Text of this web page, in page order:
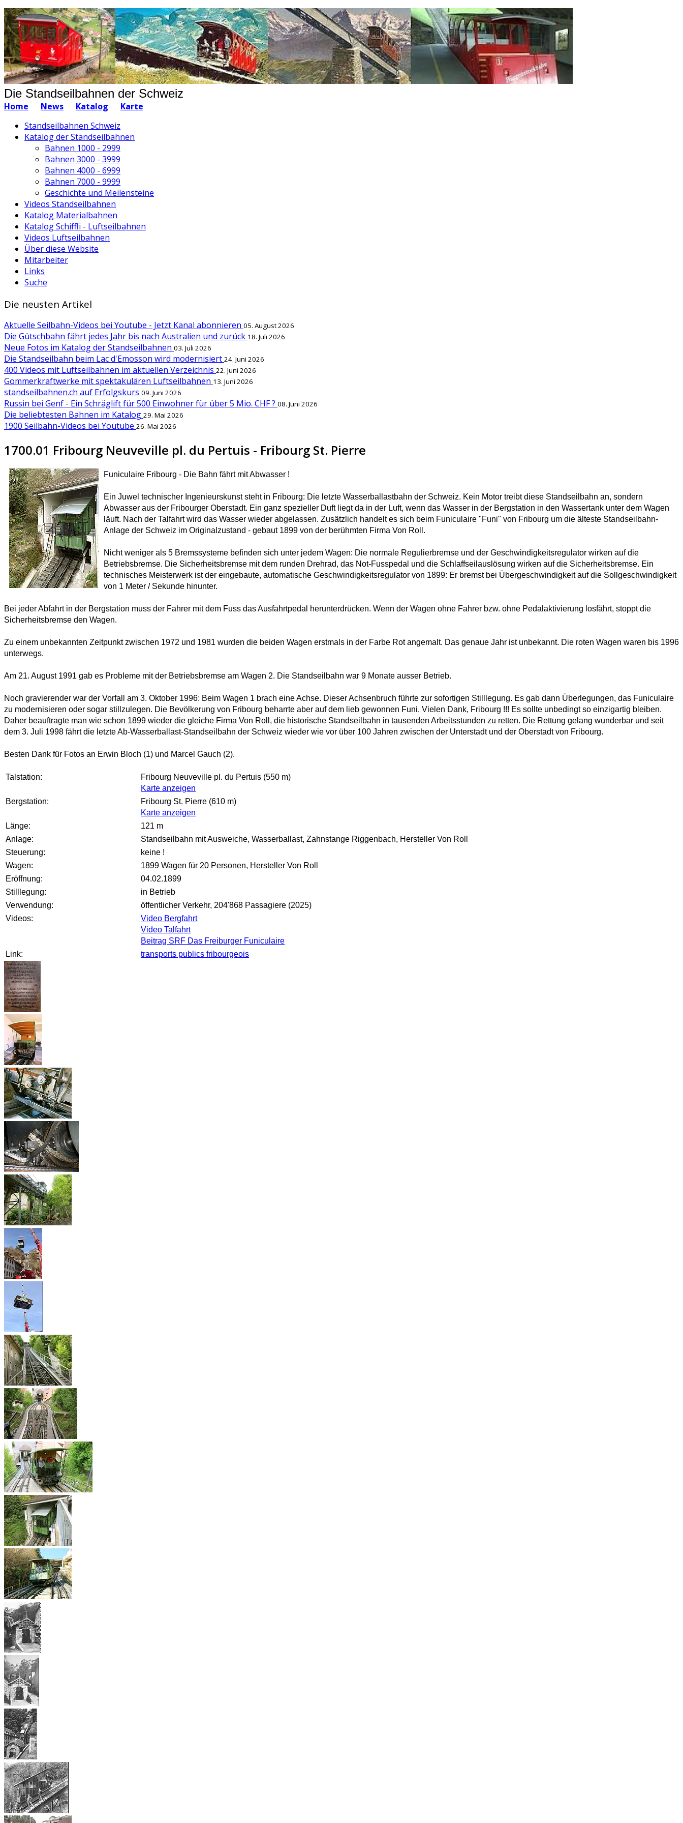
Die Standseilbahnen der Schweiz
Home News Katalog
Karte
Standseilbahnen Schweiz
Katalog der Standseilbahnen
Bahnen 1000 - 2999
Bahnen 3000 - 3999
Bahnen 4000 - 6999
Bahnen 7000 - 9999
Geschichte und Meilensteine
Videos Standseilbahnen
Katalog Materialbahnen
Katalog Schiffli - Luftseilbahnen
Videos Luftseilbahnen
Über diese Website
Mitarbeiter
Links
Suche
Die neusten Artikel
Aktuelle Seilbahn-Videos bei Youtube - Jetzt Kanal abonnieren 05. August 2026
Die Gütschbahn fährt jedes Jahr bis nach Australien und zurück 18. Juli 2026
Neue Fotos im Katalog der Standseilbahnen 03. Juli 2026
Die Standseilbahn beim Lac d'Emosson wird modernisiert 24. Juni 2026
400 Videos mit Luftseilbahnen im aktuellen Verzeichnis 22. Juni 2026
Gommerkraftwerke mit spektakulären Luftseilbahnen 13. Juni 2026
standseilbahnen.ch auf Erfolgskurs 09. Juni 2026
Russin bei Genf - Ein Schräglift für 500 Einwohner für über 5 Mio. CHF ? 08. Juni 2026
Die beliebtesten Bahnen im Katalog 29. Mai 2026
1900 Seilbahn-Videos bei Youtube 26. Mai 2026
1700.01 Fribourg Neuveville pl. du Pertuis - Fribourg St. Pierre
Funiculaire Fribourg - Die Bahn fährt mit Abwasser !
Ein Juwel technischer Ingenieurskunst steht in Fribourg: Die letzte Wasserballastbahn der Schweiz. Kein Motor treibt diese Standseilbahn an, sondern
Abwasser aus der Fribourger Oberstadt. Ein ganz spezieller Duft liegt da in der Luft, wenn das Wasser in der Bergstation in den Wassertank unter dem Wagen
läuft. Nach der Talfahrt wird das Wasser wieder abgelassen. Zusätzlich handelt es sich beim Funiculaire "Funi" von Fribourg um die älteste Standseilbahn-
Anlage der Schweiz im Originalzustand - gebaut 1899 von der berühmten Firma Von Roll.
Nicht weniger als 5 Bremssysteme befinden sich unter jedem Wagen: Die normale Regulierbremse und der Geschwindigkeitsregulator wirken auf die
Betriebsbremse. Die Sicherheitsbremse mit dem runden Drehrad, das Not-Fusspedal und die Schlaffseilauslösung wirken auf die Sicherheitsbremse. Ein
technisches Meisterwerk ist der eingebaute, automatische Geschwindigkeitsregulator von 1899: Er bremst bei Übergeschwindigkeit auf die Sollgeschwindigkeit
von 1 Meter / Sekunde hinunter.
Bei jeder Abfahrt in der Bergstation muss der Fahrer mit dem Fuss das Ausfahrtpedal herunterdrücken. Wenn der Wagen ohne Fahrer bzw. ohne Pedalaktivierung losfährt, stoppt die
Sicherheitsbremse den Wagen.
Zu einem unbekannten Zeitpunkt zwischen 1972 und 1981 wurden die beiden Wagen erstmals in der Farbe Rot angemalt. Das genaue Jahr ist unbekannt. Die roten Wagen waren bis 1996
unterwegs.
Am 21. August 1991 gab es Probleme mit der Betriebsbremse am Wagen 2. Die Standseilbahn war 9 Monate ausser Betrieb.
Noch gravierender war der Vorfall am 3. Oktober 1996: Beim Wagen 1 brach eine Achse. Dieser Achsenbruch führte zur sofortigen Stilllegung. Es gab dann Überlegungen, das Funiculaire
zu modernisieren oder sogar stillzulegen. Die Bevölkerung von Fribourg beharrte aber auf dem lieb gewonnen Funi. Vielen Dank, Fribourg !!! Es sollte unbedingt so einzigartig bleiben.
Daher beauftragte man wie schon 1899 wieder die gleiche Firma Von Roll, die historische Standseilbahn in tausenden Arbeitsstunden zu retten. Die Rettung gelang wunderbar und seit
dem 3. Juli 1998 fährt die letzte Ab-Wasserballast-Standseilbahn der Schweiz wieder wie vor über 100 Jahren zwischen der Unterstadt und der Oberstadt von Fribourg.
Besten Dank für Fotos an Erwin Bloch (1) und Marcel Gauch (2).
Talstation:
Fribourg Neuveville pl. du Pertuis (550 m)
Karte anzeigen
Bergstation:
Fribourg St. Pierre (610 m)
Karte anzeigen
Länge:
121 m
Anlage:
Standseilbahn mit Ausweiche, Wasserballast, Zahnstange Riggenbach, Hersteller Von Roll
Steuerung:
keine !
Wagen:
1899 Wagen für 20 Personen, Hersteller Von Roll
Eröffnung:
04.02.1899
Stilllegung:
in Betrieb
Verwendung:
öffentlicher Verkehr, 204'868 Passagiere (2025)
Videos:
Video Bergfahrt
Video Talfahrt
Beitrag SRF Das Freiburger Funiculaire
Link:
transports publics fribourgeois